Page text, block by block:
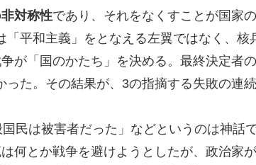
非対称性であり、それをなくすことが国家
平和主義」をとなえる左翼ではなく、核
が「国のかたち」を決める。最終決定者
た。その結果が、3の指摘する失敗の連続
民は被害者だった」などというのは神話
何とか戦争を避けようとしたが、政治家